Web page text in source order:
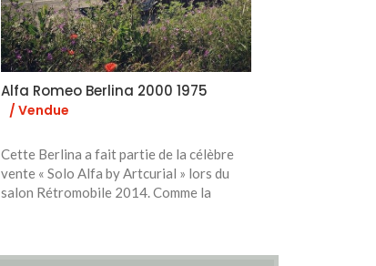
Alfa Romeo Berlina 2000 1975
/ Vendue
Cette Berlina a fait partie de la célèbre
vente « Solo Alfa by Artcurial » lors du
salon Rétromobile 2014. Comme la